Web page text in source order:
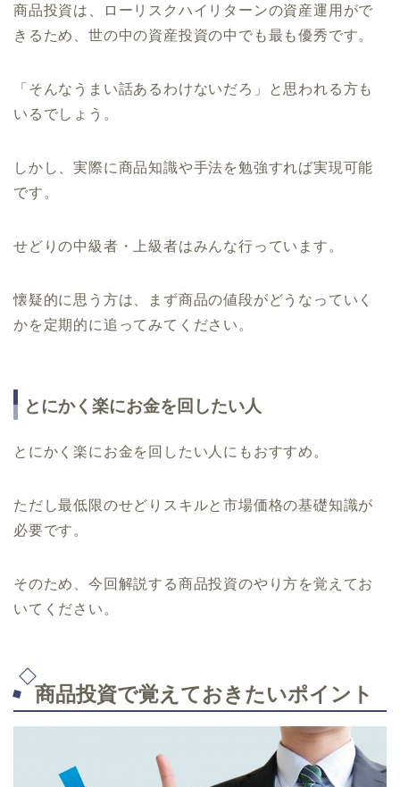
商品投資は、ローリスクハイリターンの資産運用がで
きるため、世の中の資産投資の中でも最も優秀です。
「そんなうまい話あるわけないだろ」と思われる方も
いるでしょう。
しかし、実際に商品知識や手法を勉強すれば実現可能
です。
せどりの中級者・上級者はみんな行っています。
懐疑的に思う方は、まず商品の値段がどうなっていく
かを定期的に追ってみてください。
とにかく楽にお金を回したい人
とにかく楽にお金を回したい人にもおすすめ。
ただし最低限のせどりスキルと市場価格の基礎知識が
必要です。
そのため、今回解説する商品投資のやり方を覚えてお
いてください。
商品投資で覚えておきたいポイント